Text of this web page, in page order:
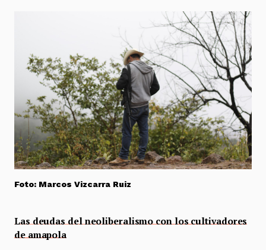
Foto: Marcos Vizcarra Ruiz
Las deudas del neoliberalismo con los cultivadores
de amapola